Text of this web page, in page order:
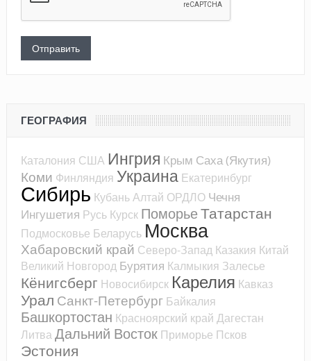
ГЕОГРАФИЯ
Каталония США Ингрия Крым Саха (Якутия)
Коми Финляндия Украина Екатеринбург
Сибирь КубаньАлтай ОРДЛО Чечня
Ингушетия Русь Курск ПоморьеТатарстан
Подмосковье Беларусь Москва
Хабаровский край Северо-Запад Казакия Китай
Великий Новгород Бурятия Калмыкия Залесье
Кёнигсберг Новосибирск Карелия Кавказ
Урал Санкт-Петербург Байкалия
Башкортостан Красноярский край Дагестан
ЛитваДальний Восток Приморье Псков
Эстония